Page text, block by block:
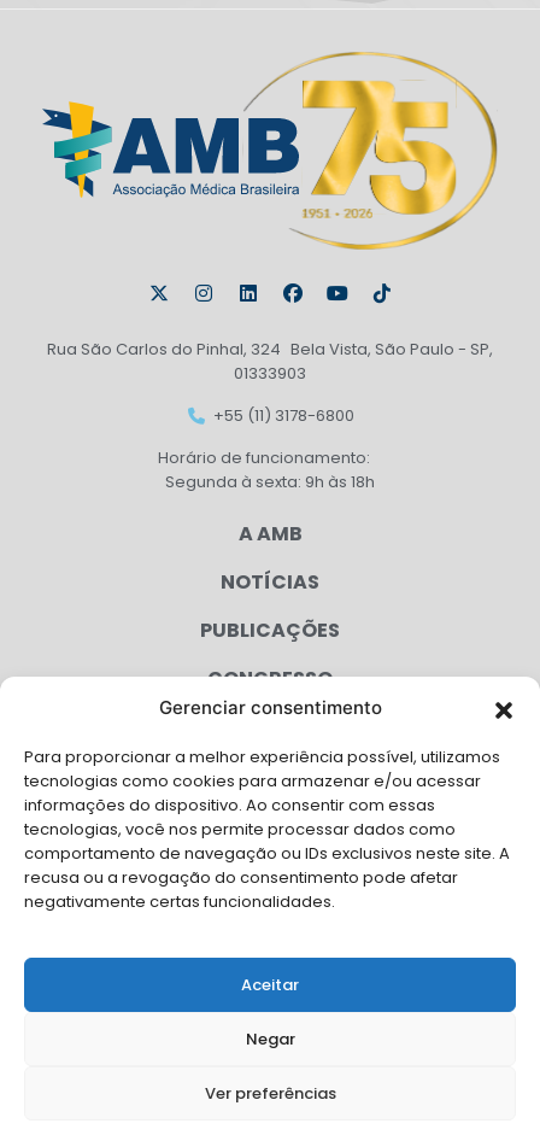
Gerenciar consentimento
Para proporcionar a melhor experiência possível, utilizamos
tecnologias como cookies para armazenar e/ou acessar
informações do dispositivo. Ao consentir com essas
tecnologias, você nos permite processar dados como
comportamento de navegação ou IDs exclusivos neste site. A
recusa ou a revogação do consentimento pode afetar
negativamente certas funcionalidades.
Aceitar
Negar
Ver preferências
Rua São Carlos do Pinhal, 324 Bela Vista, São Paulo - SP,
01333903
+55 (11) 3178-6800
Horário de funcionamento:
Segunda à sexta: 9h às 18h
A AMB
NOTÍCIAS
PUBLICAÇÕES
CONGRESSO
CAMPANHAS
SERVIÇOS
FILIADAS
FALE CONOSCO
Solicite Apoio Institucional da AMB para o seu evento